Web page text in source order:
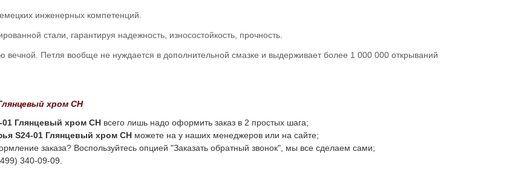
инженерных компетенций.
стали, гарантируя надежность, износостойкость, прочность.
вечной. Петля вообще не нуждается в дополнительной смазке и выдерживает более 1 000 000 открываний
хром CH
Глянцевый хром CH всего лишь надо оформить заказ в 2 простых шага;
S24-01 Глянцевый хром CH можете на у наших менеджеров или на сайте;
заказа? Воспользуйтесь опцией "Заказать обратный звонок", мы все сделаем сами;
340-09-09.